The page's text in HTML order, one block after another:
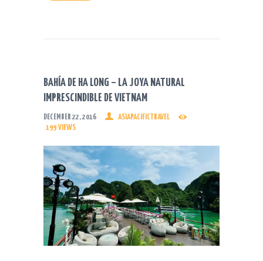
BAHÍA DE HA LONG – LA JOYA NATURAL
IMPRESCINDIBLE DE VIETNAM
DECEMBER 22, 2016
ASIAPACIFICTRAVEL
199 VIEWS